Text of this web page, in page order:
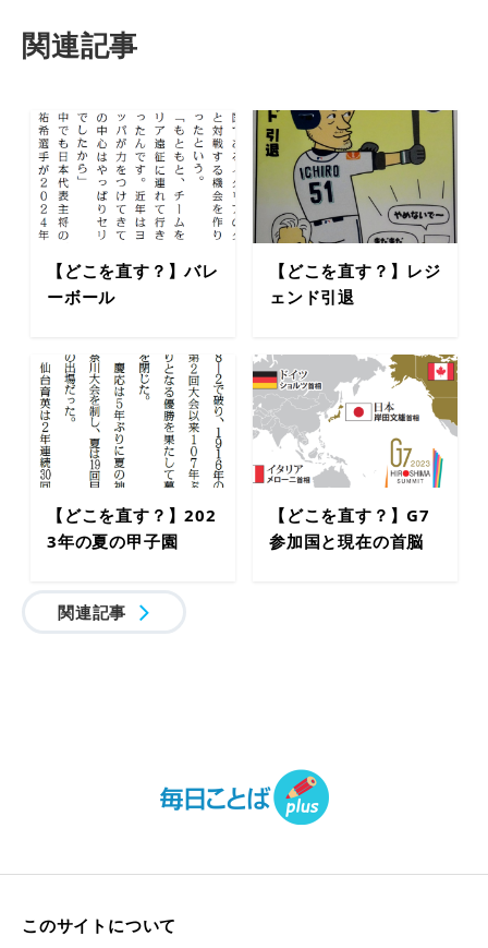
関連記事
【どこを直す？】バレ
ーボール
【どこを直す？】レジ
ェンド引退
【どこを直す？】202
3年の夏の甲子園
【どこを直す？】G7
参加国と現在の首脳
関連記事
このサイトについて